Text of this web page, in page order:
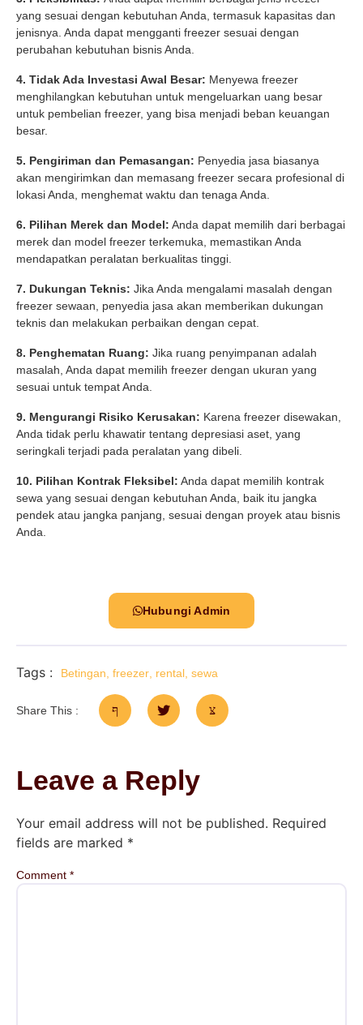
yang sesuai dengan kebutuhan Anda, termasuk kapasitas dan
jenisnya. Anda dapat mengganti freezer sesuai dengan
perubahan kebutuhan bisnis Anda.
4. Tidak Ada Investasi Awal Besar: Menyewa freezer
menghilangkan kebutuhan untuk mengeluarkan uang besar
untuk pembelian freezer, yang bisa menjadi beban keuangan
besar.
5. Pengiriman dan Pemasangan: Penyedia jasa biasanya
akan mengirimkan dan memasang freezer secara profesional di
lokasi Anda, menghemat waktu dan tenaga Anda.
6. Pilihan Merek dan Model: Anda dapat memilih dari berbagai
merek dan model freezer terkemuka, memastikan Anda
mendapatkan peralatan berkualitas tinggi.
7. Dukungan Teknis: Jika Anda mengalami masalah dengan
freezer sewaan, penyedia jasa akan memberikan dukungan
teknis dan melakukan perbaikan dengan cepat.
8. Penghematan Ruang: Jika ruang penyimpanan adalah
masalah, Anda dapat memilih freezer dengan ukuran yang
sesuai untuk tempat Anda.
9. Mengurangi Risiko Kerusakan: Karena freezer disewakan,
Anda tidak perlu khawatir tentang depresiasi aset, yang
seringkali terjadi pada peralatan yang dibeli.
10. Pilihan Kontrak Fleksibel: Anda dapat memilih kontrak
sewa yang sesuai dengan kebutuhan Anda, baik itu jangka
pendek atau jangka panjang, sesuai dengan proyek atau bisnis
Anda.
Hubungi Admin
Tags : Betingan freezer rental sewa
Share This :
Leave a Reply
Your email address will not be published. Required
fields are marked *
Comment *